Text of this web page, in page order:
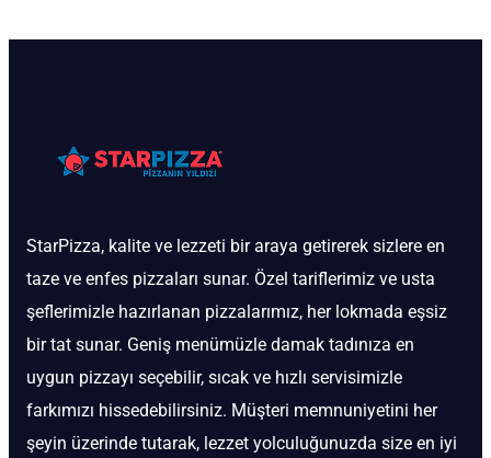
StarPizza, kalite ve lezzeti bir araya getirerek sizlere en
taze ve enfes pizzaları sunar. Özel tariflerimiz ve usta
şeflerimizle hazırlanan pizzalarımız, her lokmada eşsiz
bir tat sunar. Geniş menümüzle damak tadınıza en
uygun pizzayı seçebilir, sıcak ve hızlı servisimizle
farkımızı hissedebilirsiniz. Müşteri memnuniyetini her
şeyin üzerinde tutarak, lezzet yolculuğunuzda size en iyi